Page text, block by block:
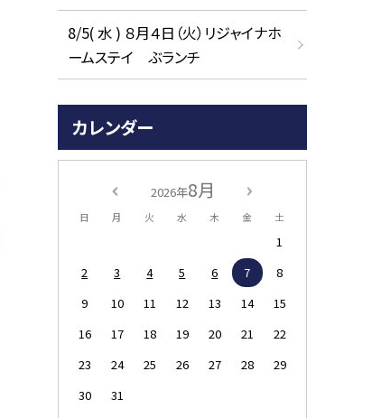
8/5( 水 ) ８月４日（火）リジャイナホ
ームステイ ぶランチ
カレンダー
2026年8月
日 月 火 水 木 金 土
1
2
3 4 5 6 7
8
9
10 11 12 13 14
15
16
17 18 19 20 21
22
23
24 25 26 27 28
29
30
31